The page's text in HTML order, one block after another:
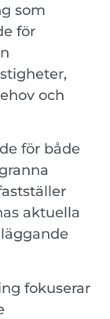
som
för
och
för både
aktuella
fokuserar